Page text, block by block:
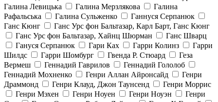
Галина Левицька
Галина Мерзлякова
Галина
Рафальська
Галина Сульженко
Ганнуся Серпанюк
Ганс Кюнг
Ганс Урс фон Бальтазар, Карл Барт, Ганс Кюнг
Ганс Урс фон Бальтазар, Хайнц Шюрман
Ганс Шварц
Гануся Серпанюк
Гари Ках Гарри Колинз
Гарри
Шилдс
Гарри Шомбург Гвенда Р. Стюард
Геза
Вермеш
Геннадий Гаврилов
Геннадий Гололоб
Геннадий Мохненко
Генри Аллан Айронсайд
Генри
Драммонд
Генри Клауд, Джон Таунсенд
Генри Моррис
Генри Мэхен
Генри Ноуен Генри Ноуэн
Генри